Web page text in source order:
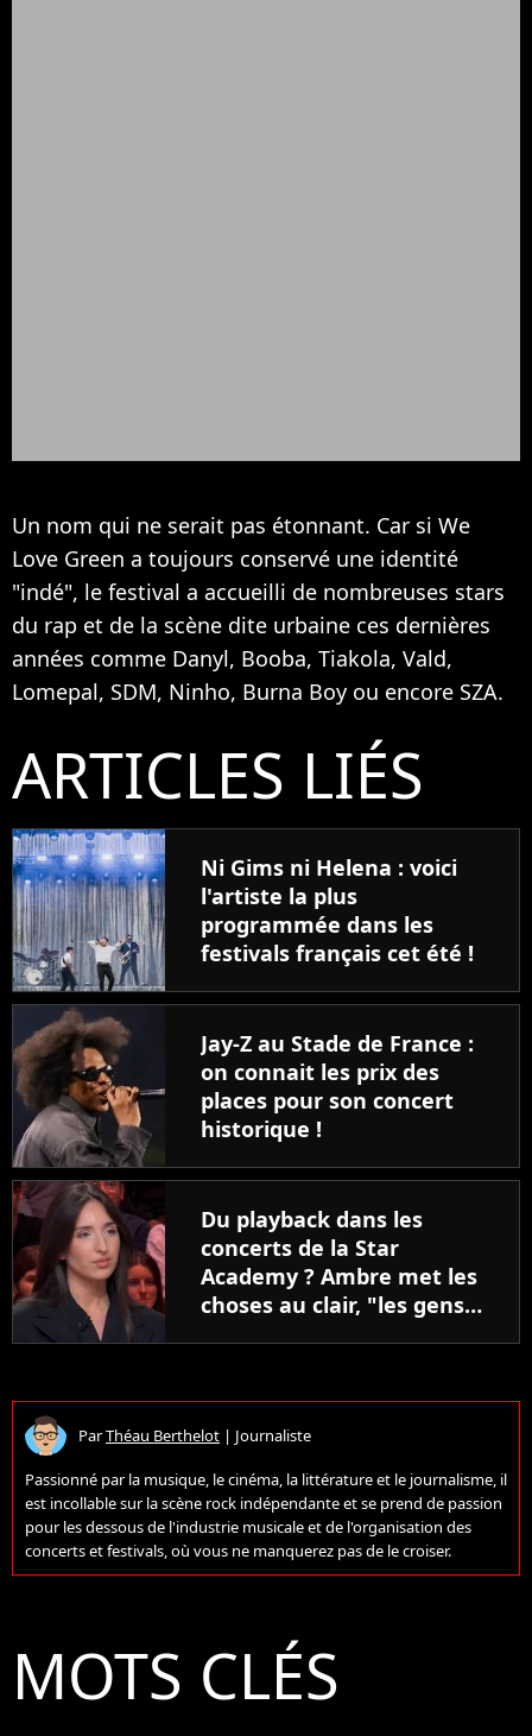
Un nom qui ne serait pas étonnant. Car si We
Love Green a toujours conservé une identité
"indé", le festival a accueilli de nombreuses stars
du rap et de la scène dite urbaine ces dernières
années comme Danyl, Booba, Tiakola, Vald,
Lomepal, SDM, Ninho, Burna Boy ou encore SZA.
ARTICLES LIÉS
Ni Gims ni Helena : voici
l'artiste la plus
programmée dans les
festivals français cet été !
Jay-Z au Stade de France :
on connait les prix des
places pour son concert
historique !
Du playback dans les
concerts de la Star
Academy ? Ambre met les
choses au clair, "les gens
ParThéau Berthelot | Journaliste
Passionné par la musique, le cinéma, la littérature et le journalisme, il
est incollable sur la scène rock indépendante et se prend de passion
pour les dessous de l'industrie musicale et de l'organisation des
concerts et festivals, où vous ne manquerez pas de le croiser.
MOTS CLÉS